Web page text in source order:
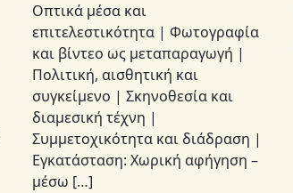
Οπτικά μέσα και
επιτελεστικότητα | Φωτογραφία
και βίντεο ως μεταπαραγωγή |
Πολιτική, αισθητική και
συγκείμενο | Σκηνοθεσία και
διαμεσική τέχνη |
Συμμετοχικότητα και διάδραση |
Eγκατάσταση: Χωρική αφήγηση –
μέσω […]